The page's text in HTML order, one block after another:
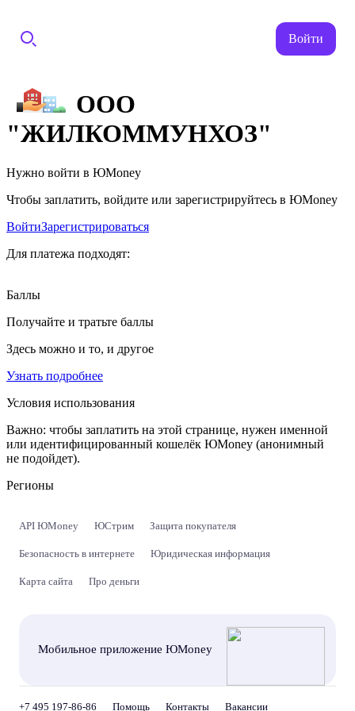
Войти
ООО
"ЖИЛКОММУНХОЗ"
Нужно войти в ЮMoney
Чтобы заплатить, войдите или зарегистрируйтесь в ЮMoney
ВойтиЗарегистрироваться
Для платежа подходят:
Баллы
Получайте и тратьте баллы
Здесь можно и то, и другое
Узнать подробнее
Условия использования
Важно: чтобы заплатить на этой странице, нужен именной
или идентифицированный кошелёк ЮMoney (анонимный
не подойдет).
Регионы
API ЮMoney ЮСтрим Защита покупателя
Безопасность в интернете Юридическая информация
Карта сайта Про деньги
Мобильное приложение ЮMoney
+7 495 197-86-86 Помощь Контакты Вакансии